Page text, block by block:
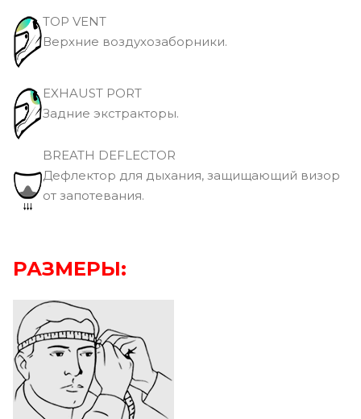
TOP VENT
Верхние воздухозаборники.
EXHAUST PORT
Задние экстракторы.
BREATH DEFLECTOR
Дефлектор для дыхания, защищающий визор
от запотевания.
РАЗМЕРЫ: